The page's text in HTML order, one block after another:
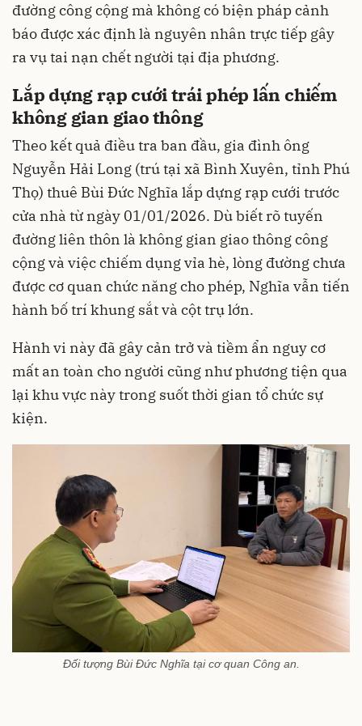
đường công cộng mà không có biện pháp cảnh
báo được xác định là nguyên nhân trực tiếp gây
ra vụ tai nạn chết người tại địa phương.
Lắp dựng rạp cưới trái phép lấn chiếm
không gian giao thông
Theo kết quả điều tra ban đầu, gia đình ông
Nguyễn Hải Long (trú tại xã Bình Xuyên, tỉnh Phú
Thọ) thuê Bùi Đức Nghĩa lắp dựng rạp cưới trước
cửa nhà từ ngày 01/01/2026. Dù biết rõ tuyến
đường liên thôn là không gian giao thông công
cộng và việc chiếm dụng vỉa hè, lòng đường chưa
được cơ quan chức năng cho phép, Nghĩa vẫn tiến
hành bố trí khung sắt và cột trụ lớn.
Hành vi này đã gây cản trở và tiềm ẩn nguy cơ
mất an toàn cho người cũng như phương tiện qua
lại khu vực này trong suốt thời gian tổ chức sự
kiện.
Đối tượng Bùi Đức Nghĩa tại cơ quan Công an.